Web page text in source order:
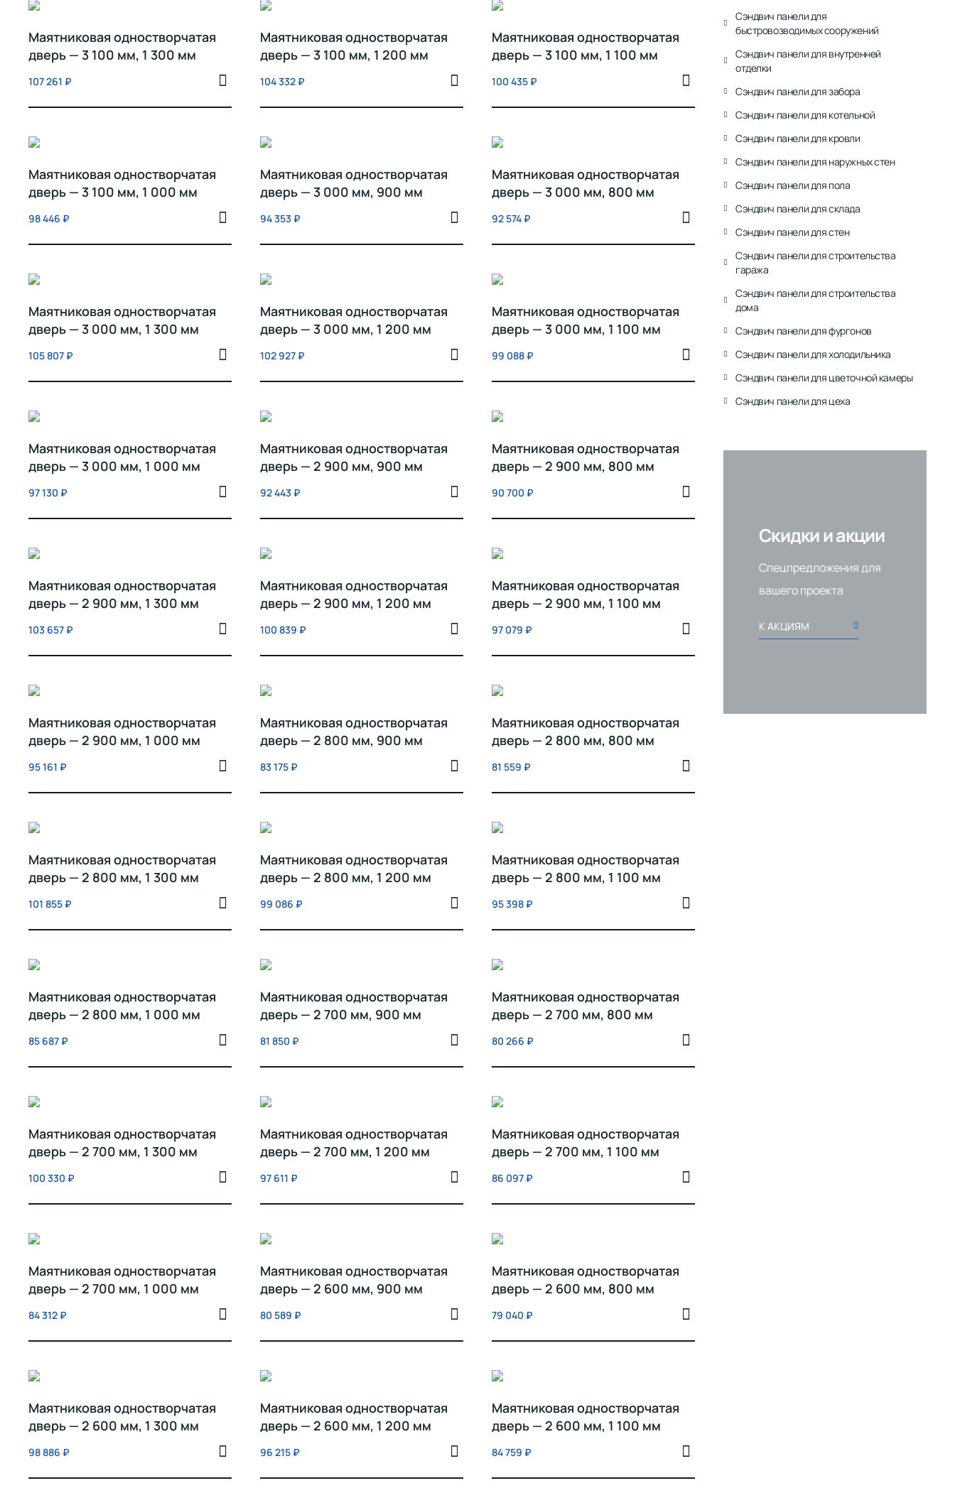
Маятниковая одностворчатая
дверь — 3 100 мм, 1 300 мм
107 261 ₽
Маятниковая одностворчатая
дверь — 3 100 мм, 1 200 мм
104 332 ₽
Маятниковая одностворчатая
дверь — 3 100 мм, 1 100 мм
100 435 ₽
Маятниковая одностворчатая
дверь — 3 100 мм, 1 000 мм
98 446 ₽
Маятниковая одностворчатая
дверь — 3 000 мм, 900 мм
94 353 ₽
Маятниковая одностворчатая
дверь — 3 000 мм, 800 мм
92 574 ₽
Маятниковая одностворчатая
дверь — 3 000 мм, 1 300 мм
105 807 ₽
Маятниковая одностворчатая
дверь — 3 000 мм, 1 200 мм
102 927 ₽
Маятниковая одностворчатая
дверь — 3 000 мм, 1 100 мм
99 088 ₽
Маятниковая одностворчатая
дверь — 3 000 мм, 1 000 мм
97 130 ₽
Маятниковая одностворчатая
дверь — 2 900 мм, 900 мм
92 443 ₽
Маятниковая одностворчатая
дверь — 2 900 мм, 800 мм
90 700 ₽
Маятниковая одностворчатая
дверь — 2 900 мм, 1 300 мм
103 657 ₽
Маятниковая одностворчатая
дверь — 2 900 мм, 1 200 мм
100 839 ₽
Маятниковая одностворчатая
дверь — 2 900 мм, 1 100 мм
97 079 ₽
Маятниковая одностворчатая
дверь — 2 900 мм, 1 000 мм
95 161 ₽
Маятниковая одностворчатая
дверь — 2 800 мм, 900 мм
83 175 ₽
Маятниковая одностворчатая
дверь — 2 800 мм, 800 мм
81 559 ₽
Маятниковая одностворчатая
дверь — 2 800 мм, 1 300 мм
101 855 ₽
Маятниковая одностворчатая
дверь — 2 800 мм, 1 200 мм
99 086 ₽
Маятниковая одностворчатая
дверь — 2 800 мм, 1 100 мм
95 398 ₽
Маятниковая одностворчатая
дверь — 2 800 мм, 1 000 мм
85 687 ₽
Маятниковая одностворчатая
дверь — 2 700 мм, 900 мм
81 850 ₽
Маятниковая одностворчатая
дверь — 2 700 мм, 800 мм
80 266 ₽
Маятниковая одностворчатая
дверь — 2 700 мм, 1 300 мм
100 330 ₽
Маятниковая одностворчатая
дверь — 2 700 мм, 1 200 мм
97 611 ₽
Маятниковая одностворчатая
дверь — 2 700 мм, 1 100 мм
86 097 ₽
Маятниковая одностворчатая
дверь — 2 700 мм, 1 000 мм
84 312 ₽
Маятниковая одностворчатая
дверь — 2 600 мм, 900 мм
80 589 ₽
Маятниковая одностворчатая
дверь — 2 600 мм, 800 мм
79 040 ₽
Маятниковая одностворчатая
дверь — 2 600 мм, 1 300 мм
98 886 ₽
Маятниковая одностворчатая
дверь — 2 600 мм, 1 200 мм
96 215 ₽
Маятниковая одностворчатая
дверь — 2 600 мм, 1 100 мм
84 759 ₽
Сэндвич панели для
быстровозводимых сооружений
Сэндвич панели для внутренней
отделки
Сэндвич панели для забора
Сэндвич панели для котельной
Сэндвич панели для кровли
Сэндвич панели для наружных стен
Сэндвич панели для пола
Сэндвич панели для склада
Сэндвич панели для стен
Сэндвич панели для строительства
гаража
Сэндвич панели для строительства
дома
Сэндвич панели для фургонов
Сэндвич панели для холодильника
Сэндвич панели для цветочной камеры
Сэндвич панели для цеха
Скидки и акции
Спецпредложения для
вашего проекта
К АКЦИЯМ